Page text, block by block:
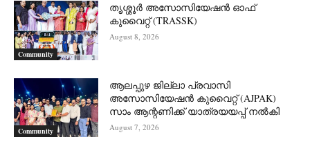
Community
തൃശ്ശൂർ അസോസിയേഷൻ ഓഫ്
കുവൈറ്റ്‌ (TRASSK)
August 8, 2026
Community
ആലപ്പുഴ ജില്ലാ പ്രവാസി
അസോസിയേഷൻ കുവൈറ്റ് (AJPAK)
സാം ആന്റണിക്ക് യാത്രയയപ്പ് നൽകി
August 7, 2026